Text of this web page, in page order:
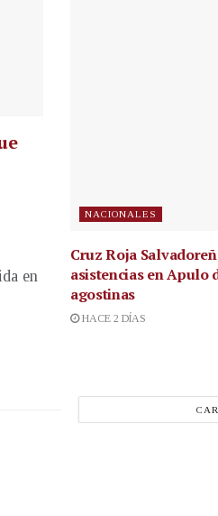
en
NACIONALES
Cruz Roja
asistencias en Apulo
agostinas
HACE 2 DÍAS